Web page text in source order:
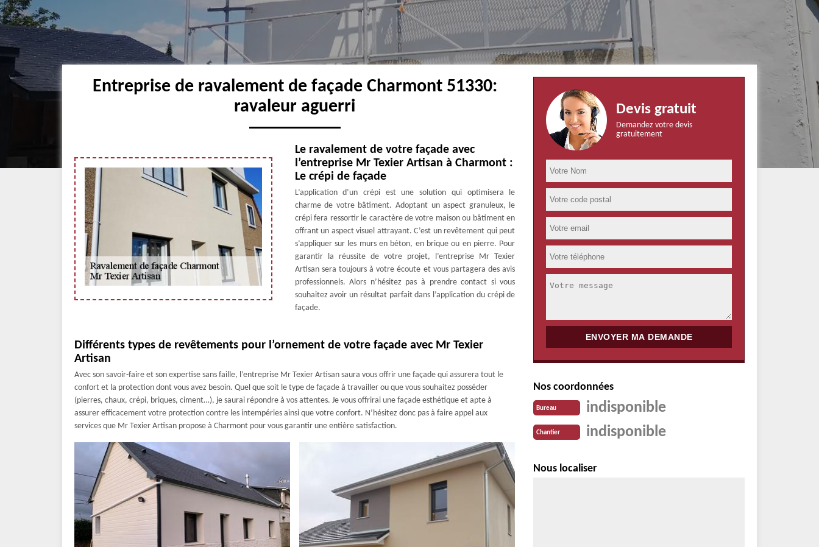
Entreprise de ravalement de façade Charmont 51330:
ravaleur aguerri
Le ravalement de votre façade avec
l’entreprise Mr Texier Artisan à Charmont :
Le crépi de façade
L’application d’un crépi est une solution qui optimisera le
charme de votre bâtiment. Adoptant un aspect granuleux, le
crépi fera ressortir le caractère de votre maison ou bâtiment en
offrant un aspect visuel attrayant. C’est un revêtement qui peut
s’appliquer sur les murs en béton, en brique ou en pierre. Pour
garantir la réussite de votre projet, l’entreprise Mr Texier
Artisan sera toujours à votre écoute et vous partagera des avis
professionnels. Alors n’hésitez pas à prendre contact si vous
souhaitez avoir un résultat parfait dans l’application du crépi de
façade.
Différents types de revêtements pour l’ornement de votre façade avec Mr Texier
Artisan
Avec son savoir-faire et son expertise sans faille, l’entreprise Mr Texier Artisan saura vous offrir une façade qui assurera tout le
confort et la protection dont vous avez besoin. Quel que soit le type de façade à travailler ou que vous souhaitez posséder
(pierres, chaux, crépi, briques, ciment…), je saurai répondre à vos attentes. Je vous offrirai une façade esthétique et apte à
assurer efficacement votre protection contre les intempéries ainsi que votre confort. N’hésitez donc pas à faire appel aux
services que Mr Texier Artisan propose à Charmont pour vous garantir une entière satisfaction.
Devis gratuit
Demandez votre devis
gratuitement
Nos coordonnées
Bureau indisponible
Chantier indisponible
Nous localiser